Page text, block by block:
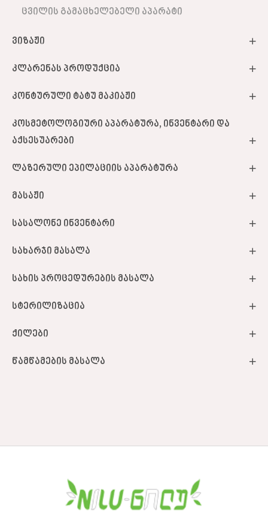
ცვილის გამაცხელებელი აპარატი
ვიზაჟი
კლარენას პროდუქცია
კონტურული ტატუ მაკიაჟი
კოსმეტოლოგიური აპარატურა, ინვენტარი და
აქსესუარები
ლაზერული ეპილაციის აპარატურა
მასაჟი
სასალონე ინვენტარი
სახარჯი მასალა
სახის პროცედურების მასალა
სტერილიზაცია
ქილები
წამწამების მასალა